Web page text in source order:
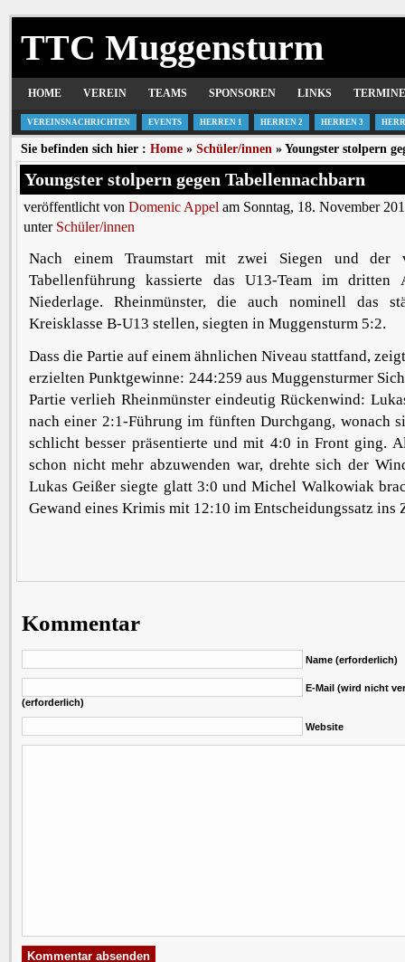
TTC Muggensturm
HOME VEREIN TEAMS SPONSOREN LINKS TERMINE
VEREINSNACHRICHTEN EVENTS HERREN 1 HERREN 2 HERREN 3
Sie befinden sich hier : Home » Schüler/innen » Youngster stolpern
Youngster stolpern gegen Tabellennachbarn
veröffentlicht von Domenic Appel am Sonntag, 18. November
unter Schüler/innen
Nach einem Traumstart mit zwei Siegen und der
Tabellenführung kassierte das U13-Team im dritten
Niederlage. Rheinmünster, die auch nominell das
Kreisklasse B-U13 stellen, siegten in Muggensturm 5:2.
Dass die Partie auf einem ähnlichen Niveau stattfand,
erzielten Punktgewinne: 244:259 aus Muggensturmer
Partie verlieh Rheinmünster eindeutig Rückenwind:
nach einer 2:1-Führung im fünften Durchgang, wonach
schlicht besser präsentierte und mit 4:0 in Front ging.
schon nicht mehr abzuwenden war, drehte sich der
Lukas Geißer siegte glatt 3:0 und Michel Walkowiak
Gewand eines Krimis mit 12:10 im Entscheidungssatz ins
Kommentar
Name (erforderlich)
E-Mail (wird nicht
(erforderlich)
Website